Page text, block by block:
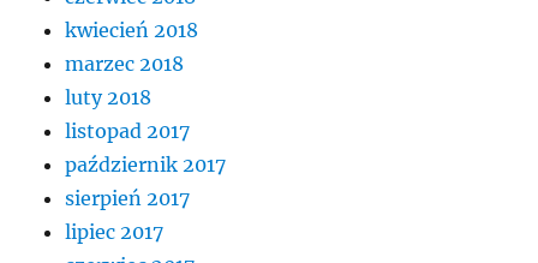
kwiecień 2018
marzec 2018
luty 2018
listopad 2017
październik 2017
sierpień 2017
lipiec 2017